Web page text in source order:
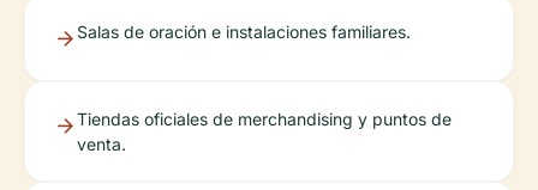
Salas de oración e instalaciones familiares.
Tiendas oficiales de merchandising y puntos de
venta.